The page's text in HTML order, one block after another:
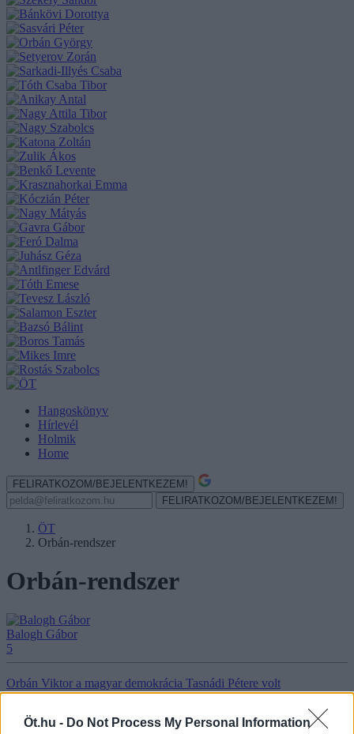
Öt.hu - Do Not Process My Personal Information
Hangoskönyv
Hírlevél
Holmik
Home
FELIRATKOZOM/BEJELENTKEZEM!
FELIRATKOZOM/BEJELENTKEZEM!
ÖT
Orbán-rendszer
Orbán-rendszer
Balogh Gábor
5
Orbán Viktor a magyar demokrácia Tasnádi Pétere volt
A volt miniszterelnök bizarr játékot űzött a magyar közvéleménnyel.